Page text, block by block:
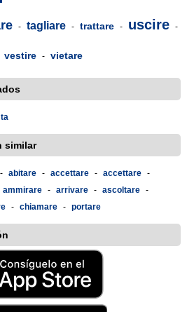
- tagliare - trattare - uscire -
vestire - vietare
similar
- abitare - accettare - accettare -
ammirare - arrivare - ascoltare -
- chiamare - portare